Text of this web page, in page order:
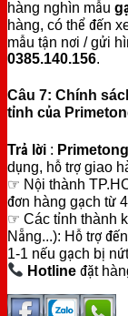
hàng nghìn mẫu
hàng, có thể đến
mẫu tận nơi / gửi
0385.140.156.
Câu 7: Chính
tỉnh của
Trả lời :
dụng, hỗ trợ giao
☞ Nội thành
đơn hàng gạch từ
☞ Các tỉnh thành
Nẵng...): Hỗ trợ
1-1 nếu gạch bị
Hotline đặt